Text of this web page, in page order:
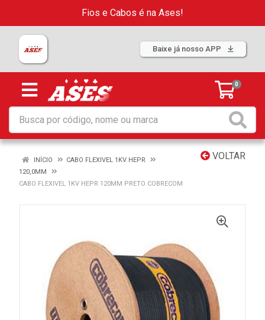
Fios e Cabos é na Ases!
Baixe já nosso APP
0
VOLTAR
INÍCIO
CABO FLEXIVEL 1KV HEPR
120,0MM
CABO FLEXIVEL 1KV HEPR 120MM PRETO COBRECOM